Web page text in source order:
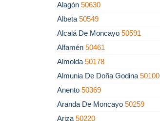
Alagón 50630
Albeta 50549
Alcalá De Moncayo 50591
Alfamén 50461
Almolda 50178
Almunia De Doña Godina 50100
Anento 50369
Aranda De Moncayo 50259
Ariza 50220